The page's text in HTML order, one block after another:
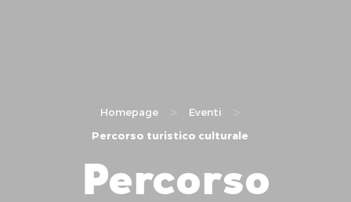
Homepage > Eventi >
Percorso turistico culturale
Percorso